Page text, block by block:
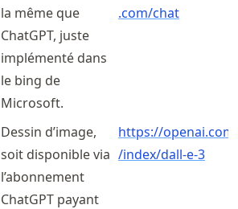
la même que
ChatGPT, juste
implémenté dans
le bing de
Microsoft.
.com/chat
Dessin d’image,
soit disponible via
l’abonnement
ChatGPT payant
https://openai.com
/index/dall-e-3